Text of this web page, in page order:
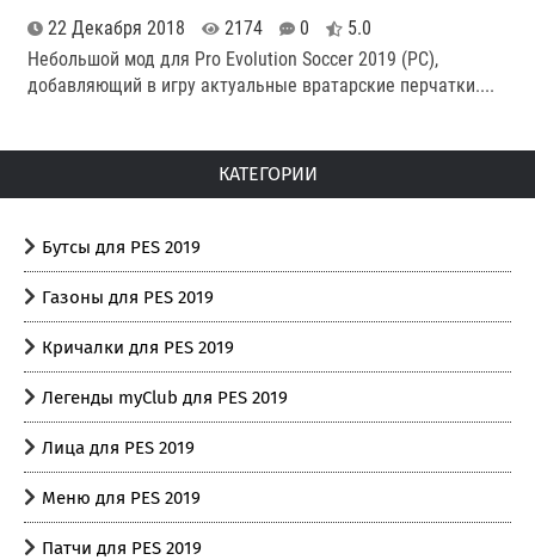
22 Декабря 2018 2174 0
5.0
Небольшой мод для Pro Evolution Soccer 2019 (PC),
добавляющий в игру актуальные вратарские перчатки....
КАТЕГОРИИ
Бутсы для PES 2019
Газоны для PES 2019
Кричалки для PES 2019
Легенды myClub для PES 2019
Лица для PES 2019
Меню для PES 2019
Патчи для PES 2019